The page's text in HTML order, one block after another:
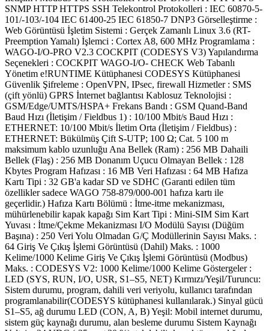
SNMP HTTP HTTPS SSH Telekontrol Protokolleri : IEC 60870-5-
101/-103/-104 IEC 61400-25 IEC 61850-7 DNP3 Görselleştirme :
Web Görüntüsü İşletim Sistemi : Gerçek Zamanlı Linux 3.6 (RT-
Preemption Yamalı) İşlemci : Cortex A8, 600 MHz Programlama :
WAGO-I/O-PRO V2.3 COCKPIT (CODESYS V3) Yapılandırma
Seçenekleri : COCKPIT WAGO-I/O- CHECK Web Tabanlı
Yönetim e!RUNTIME Kütüphanesi CODESYS Kütüphanesi
Güvenlik Şifreleme : OpenVPN, IPsec, firewall Hizmetler : SMS
(çift yönlü) GPRS İnternet bağlantısı Kablosuz Teknolojisi :
GSM/Edge/UMTS/HSPA+ Frekans Bandı : GSM Quand-Band
Baud Hızı (İletişim / Fieldbus 1) : 10/100 Mbit/s Baud Hızı :
ETHERNET: 10/100 Mbit/s İletim Orta (İletişim / Fieldbus) :
ETHERNET: Bükülmüş Çift S-UTP; 100 Ω; Cat. 5 100 m
maksimum kablo uzunluğu Ana Bellek (Ram) : 256 MB Dahaili
Bellek (Flaş) : 256 MB Donanım Uçucu Olmayan Bellek : 128
Kbytes Program Hafızası : 16 MB Veri Hafızası : 64 MB Hafıza
Kartı Tipi : 32 GB'a kadar SD ve SDHC (Garanti edilen tüm
özellikler sadece WAGO 758-879/000-001 hafıza kartı ile
geçerlidir.) Hafıza Kartı Bölümü : İtme-itme mekanizması,
mühürlenebilir kapak kapağı Sim Kart Tipi : Mini-SIM Sim Kart
Yuvası : İtme/Çekme Mekanizması I/O Modülü Sayısı (Düğüm
Başına) : 250 Veri Yolu Olmadan G/Ç Modüllerinin Sayısı Maks. :
64 Giriş Ve Çıkış İşlemi Görüntüsü (Dahil) Maks. : 1000
Kelime/1000 Kelime Giriş Ve Çıkış İşlemi Görüntüsü (Modbus)
Maks. : CODESYS V2: 1000 Kelime/1000 Kelime Göstergeler :
LED (SYS, RUN, I/O, USR, S1–S5, NET) Kırmızı/Yeşil/Turuncu:
Sistem durumu, program, dahili veri veriyolu, kullanıcı tarafından
programlanabilir(CODESYS kütüphanesi kullanılarak.) Sinyal gücü
S1–S5, ağ durumu LED (CON, A, B) Yeşil: Mobil internet durumu,
sistem güç kaynağı durumu, alan besleme durumu Sistem Kaynağı